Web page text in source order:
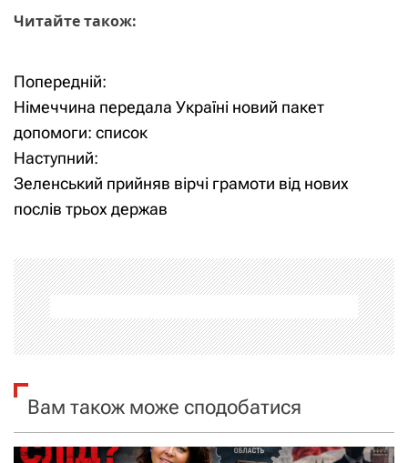
Читайте також:
Н
а
в
і
а
ц
і
я
з
Попередній:
Німеччина передала Україні новий пакет
допомоги: список
Наступний:
Зеленський прийняв вірчі грамоти від нових
послів трьох держав
Вам також може сподобатися